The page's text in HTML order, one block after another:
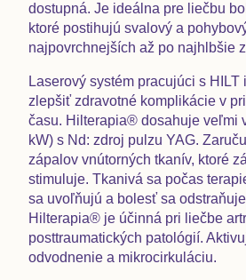
dostupná. Je ideálna pre liečbu
ktoré postihujú svalový a
najpovrchnejších až po najhlbšie
Laserový systém pracujúci s HILT
zlepšiť zdravotné komplikácie v
času. Hilterapia® dosahuje veľmi
kW) s Nd: zdroj pulzu YAG.
zápalov vnútorných tkanív, ktoré
stimuluje. Tkanivá sa počas
sa uvoľňujú a bolesť sa
Hilterapia® je účinná pri liečbe
posttraumatických patológií.
odvodnenie a mikrocirkuláciu.